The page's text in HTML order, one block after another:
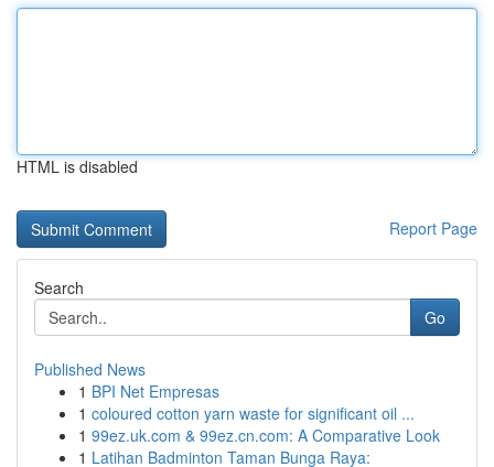
HTML is disabled
Report Page
Search
Go
Published News
1 BPI Net Empresas
1 coloured cotton yarn waste for significant oil ...
1 99ez.uk.com & 99ez.cn.com: A Comparative Look
1 Latihan Badminton Taman Bunga Raya: